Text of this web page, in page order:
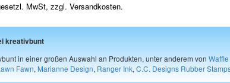
MwSt, zzgl. Versandkosten.
kreativbunt
in einer großen Auswahl an Produkten, unter anderem von
Fawn, Marianne Design, Ranger Ink, C.C. Designs Rubber